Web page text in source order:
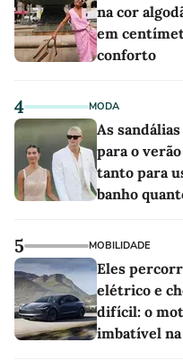
na cor
em
conforto
4 MODA
As
para o
tanto para
banho
5 MOBILIDADE
Eles
elétrico e
difícil: o
imbatível